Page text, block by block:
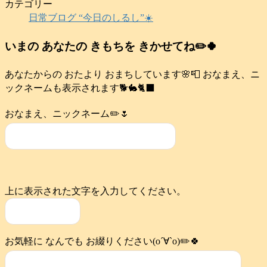
カテゴリー
日常ブログ “今日のしるし”☀️
いまの あなたの きもちを きかせてね✏️🍀
あなたからの おたより おまちしています🌸📮 おなまえ、ニ
ックネームも表示されます🐕️🐇🐈‍⬛
おなまえ、ニックネーム✏️🌷
上に表示された文字を入力してください。
お気軽に なんでも お綴りください(о´∀`о)✏️🍀